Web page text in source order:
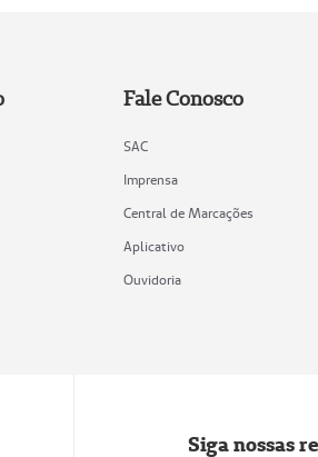
Fale Conosco
SAC
Imprensa
Central de Marcações
Aplicativo
Ouvidoria
Siga nossas